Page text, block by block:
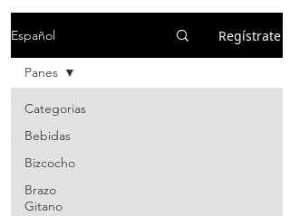
Español Regístrate
Categorias
Bebidas
Bizcocho
Brazo
Gitano
Panes